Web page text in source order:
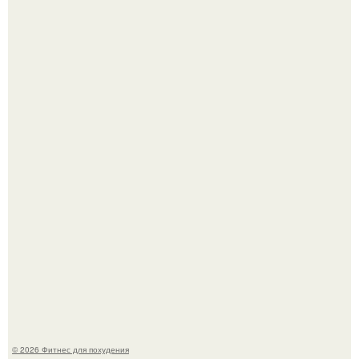
© 2026 Фитнес для похудения